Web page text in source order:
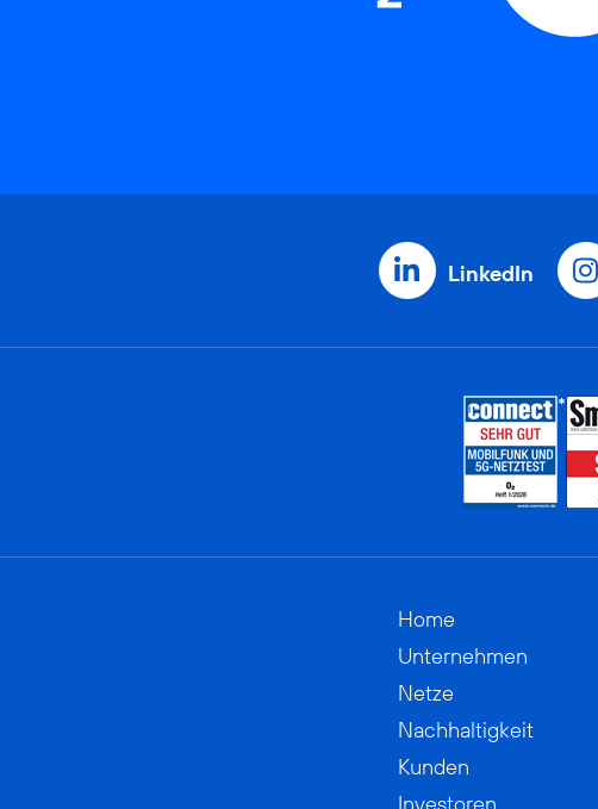
LinkedIn
Home
Unternehmen
Netze
Nachhaltigkeit
Kunden
Investoren